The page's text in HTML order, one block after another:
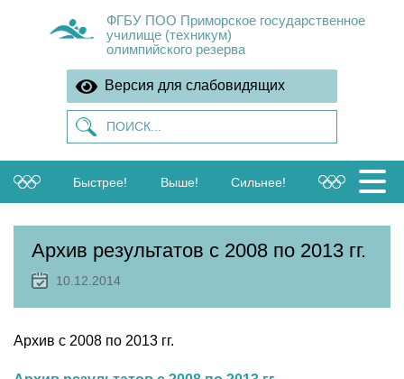
ФГБУ ПОО Приморское государственное
училище (техникум)
олимпийского резерва
Версия для слабовидящих
Быстрее! Выше! Сильнее!
Архив результатов с 2008 по 2013 гг.
10.12.2014
Архив с 2008 по 2013 гг.